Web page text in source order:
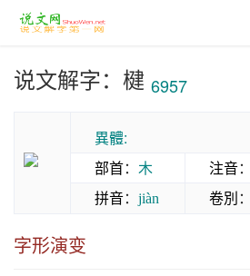
说文解字：楗 6957
異體:
部首： 木 注音：
拼音： jiàn 卷別：
字形演变